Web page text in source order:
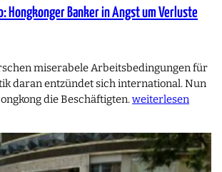
Hongkonger Banker in Angst um Verluste
miserabele Arbeitsbedingungen für
daran entzündet sich international. Nun
die Beschäftigten.weiterlesen